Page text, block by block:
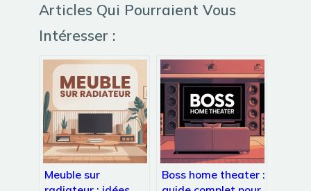
Articles Qui Pourraient Vous
Intéresser :
Meuble sur
Boss home theater :